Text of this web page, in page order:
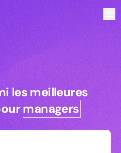
les meilleures
les meilleures
managers